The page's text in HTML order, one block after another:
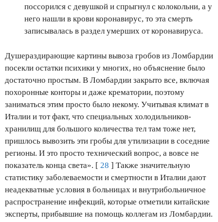
поссорился с девушкой и спрыгнул с колокольни, а у
него нашли в крови коронавирус, то эта смерть
записывалась в раздел умерших от коронавируса.
Душераздирающие картины вывоза гробов из Ломбардии
посекли остатки психики у многих, но объяснение было
достаточно простым. В Ломбардии закрыто все, включая
похоронные конторы и даже крематории, поэтому
заниматься этим просто было некому. Учитывая климат в
Италии и тот факт, что специальных холодильников-
хранилищ для большого количества тел там тоже нет,
пришлось вывозить эти гробы для утилизации в соседние
регионы. И это просто технический вопрос, а вовсе не
показатель конца света». [ 28 ] Также значительную
статистику заболеваемости и смертности в Италии дают
неадекватные условия в больницах и внутрибольничное
распространение инфекций, которые отметили китайские
эксперты, прибывшие на помощь коллегам из Ломбардии.